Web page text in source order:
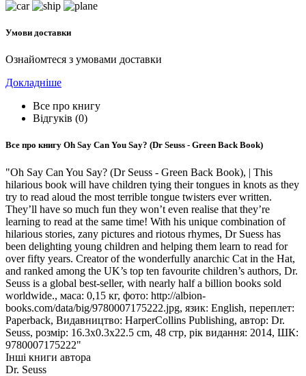
Умови доставки
Ознайомтеся з умовами доставки
Докладніше
Все про книгу
Відгуків (0)
Все про книгу Oh Say Can You Say? (Dr Seuss - Green Back Book)
"Oh Say Can You Say? (Dr Seuss - Green Back Book), | This
hilarious book will have children tying their tongues in knots as they
try to read aloud the most terrible tongue twisters ever written.
They’ll have so much fun they won’t even realise that they’re
learning to read at the same time! With his unique combination of
hilarious stories, zany pictures and riotous rhymes, Dr Suess has
been delighting young children and helping them learn to read for
over fifty years. Creator of the wonderfully anarchic Cat in the Hat,
and ranked among the UK’s top ten favourite children’s authors, Dr.
Seuss is a global best-seller, with nearly half a billion books sold
worldwide., маса: 0,15 кг, фото: http://albion-
books.com/data/big/9780007175222.jpg, язик: English, переплет:
Paperback, Видавництво: HarperCollins Publishing, автор: Dr.
Seuss, розмір: 16.3x0.3x22.5 cm, 48 стр, рік видання: 2014, ШК:
9780007175222"
Інші книги автора
Dr. Seuss